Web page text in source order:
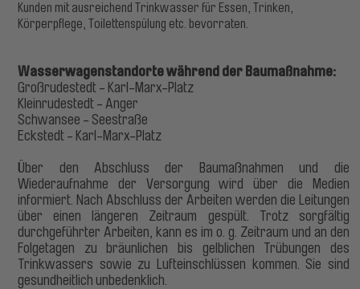
Kunden mit ausreichend Trinkwasser für Essen, Trinken,
Körperpflege, Toilettenspülung etc. bevorraten.
Wasserwagenstandorte während der Baumaßnahme:
Großrudestedt - Karl-Marx-Platz
Kleinrudestedt - Anger
Schwansee - Seestraße
Eckstedt - Karl-Marx-Platz
Über den Abschluss der Baumaßnahmen und die
Wiederaufnahme der Versorgung wird über die Medien
informiert. Nach Abschluss der Arbeiten werden die Leitungen
über einen längeren Zeitraum gespült. Trotz sorgfältig
durchgeführter Arbeiten, kann es im o. g. Zeitraum und an den
Folgetagen zu bräunlichen bis gelblichen Trübungen des
Trinkwassers sowie zu Lufteinschlüssen kommen. Sie sind
gesundheitlich unbedenklich.